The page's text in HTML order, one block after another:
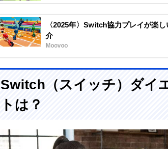
〈2025年〉Switch協力プレイが楽
介
Moovoo
Switch（スイッチ）ダイ
トは？